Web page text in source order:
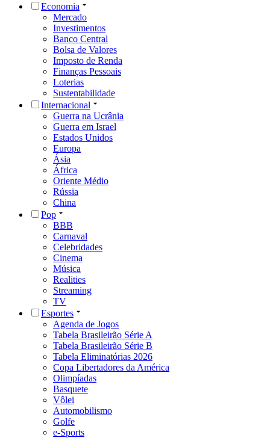
Economia
Mercado
Investimentos
Banco Central
Bolsa de Valores
Imposto de Renda
Finanças Pessoais
Loterias
Sustentabilidade
Internacional
Guerra na Ucrânia
Guerra em Israel
Estados Unidos
Europa
Ásia
África
Oriente Médio
Rússia
China
Pop
BBB
Carnaval
Celebridades
Cinema
Música
Realities
Streaming
TV
Esportes
Agenda de Jogos
Tabela Brasileirão Série A
Tabela Brasileirão Série B
Tabela Eliminatórias 2026
Copa Libertadores da América
Olimpíadas
Basquete
Vôlei
Automobilismo
Golfe
e-Sports